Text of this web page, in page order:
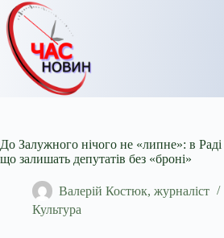
Перейти
до
вмісту
До Залужного нічого не «липне»: в
що залишать депутатів без «броні»
Валерій Костюк, журналіст
Культура